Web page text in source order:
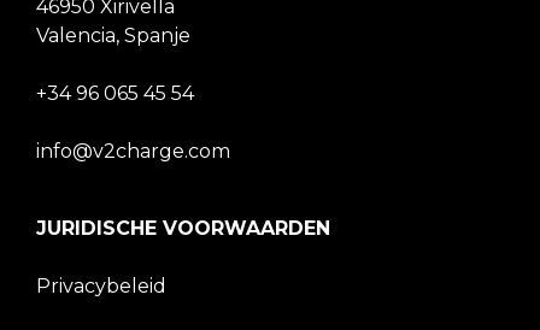
46950 Xirivella
Valencia, Spanje
+34 96 065 45 54
info@v2charge.com
JURIDISCHE VOORWAARDEN
Privacybeleid